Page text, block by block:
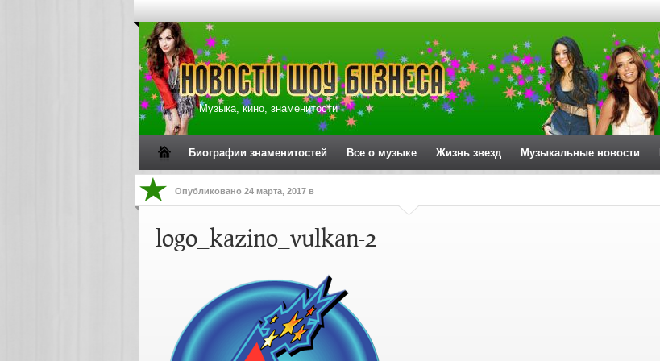
Музыка, кино, знаменитости
Биографии знаменитостей Все о музыке Жизнь звезд Музыкальные новости
Опубликовано 24 марта, 2017 в
logo_kazino_vulkan-2